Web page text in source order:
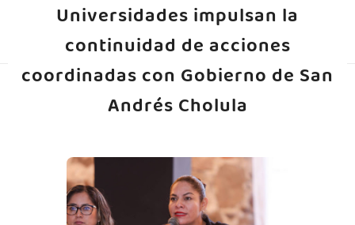
Universidades impulsan la
continuidad de acciones
coordinadas con Gobierno de San
Andrés Cholula